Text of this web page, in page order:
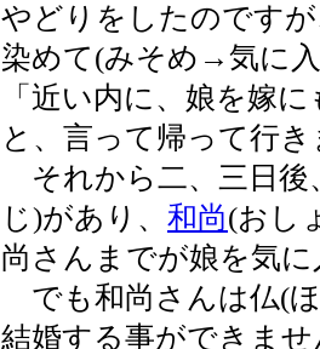
やどりをしたのです
染めて(みそめ→気に
「近い内に、娘を嫁
と、言って帰って行
それから二、三日後
じ)があり、 和尚(おし
尚さんまでが娘を気
でも和尚さんは仏(
結婚する事ができませ